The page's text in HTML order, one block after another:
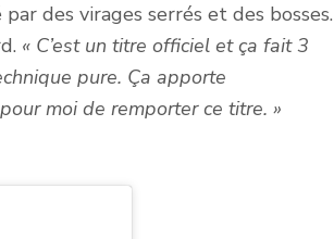
des virages serrés et des bosses.
« C’est un titre officiel et ça fait 3
pure. Ça apporte
moi de remporter ce titre. »